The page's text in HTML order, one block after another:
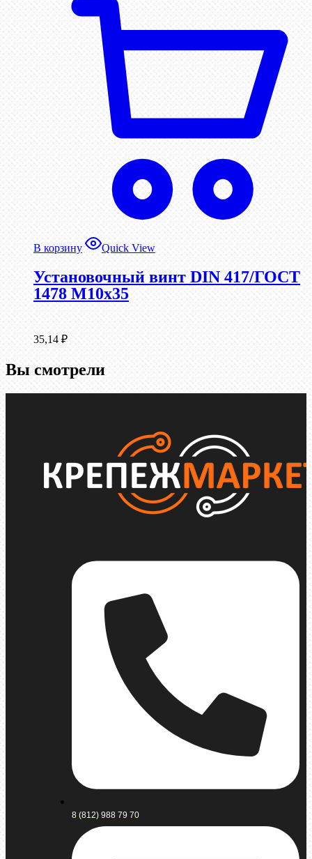
В корзину Quick View
Установочный винт DIN 417/ГОСТ
1478 М10х35
35,14 ₽
Вы смотрели
8 (812) 988 79 70